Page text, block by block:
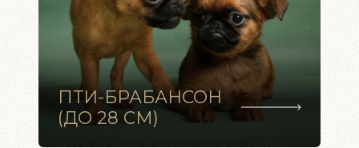
ПТИ-БРАБАНСОН
(ДО 28 СМ)